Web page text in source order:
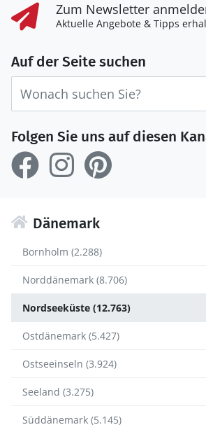
Zum Newsletter
Aktuelle Angebote & Tipps
Auf der Seite suchen
Folgen Sie uns auf diesen
Dänemark
Bornholm (2.288)
Norddänemark (8.706)
Nordseeküste (12.763)
Ostdänemark (5.427)
Ostseeinseln (3.924)
Seeland (3.275)
Süddänemark (5.145)